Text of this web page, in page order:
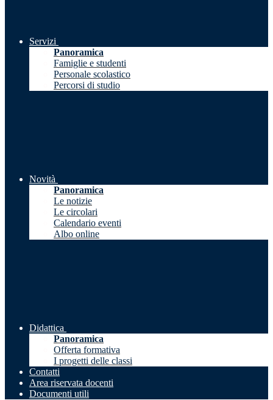
Servizi
Panoramica
Famiglie e studenti
Personale scolastico
Percorsi di studio
Novità
Panoramica
Le notizie
Le circolari
Calendario eventi
Albo online
Didattica
Panoramica
Offerta formativa
I progetti delle classi
Contatti
Area riservata docenti
Documenti utili